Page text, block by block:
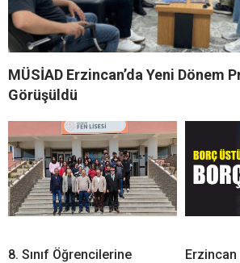
MÜSİAD Erzincan’da Yeni Dönem
Görüşüldü
8. Sınıf Öğrencilerine
Erzincan